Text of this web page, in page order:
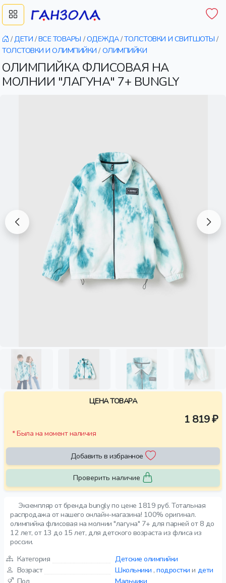
/ДЕТИ /ВСЕ ТОВАРЫ /ОДЕЖДА/ТОЛСТОВКИ И СВИТШОТЫ /
ТОЛСТОВКИ И ОЛИМПИЙКИ / ОЛИМПИЙКИ
ОЛИМПИЙКА ФЛИСОВАЯ НА
МОЛНИИ "ЛАГУНА" 7+ BUNGLY
Экземпляр от бренда bungly по цене 1819 руб. Тотальная
распродажа от нашего онлайн-магазина! 100% оригинал.
олимпийка флисовая на молнии "лагуна" 7+ для парней от 8 до
12 лет, от 13 до 15 лет, для детского возраста из флиса из
россии.
Категория
Детские олимпийки
Возраст
Школьники ,подростки и дети
Пол
Мальчики
ЦЕНА ТОВАРА
1 819 ₽
* Была на момент наличия
Добавить в избранное
Проверить наличие